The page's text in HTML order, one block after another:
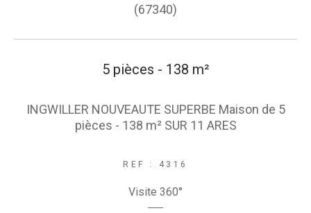
(67340)
5 pièces - 138 m²
INGWILLER NOUVEAUTE SUPERBE Maison de 5
pièces - 138 m² SUR 11 ARES
REF : 4316
Visite 360°